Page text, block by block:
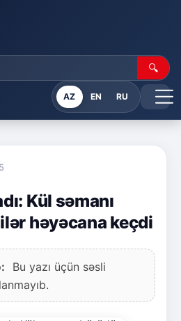
🔍
AZ EN RU
Kül səmanı
həyəcana keçdi
Bu yazı üçün səsli